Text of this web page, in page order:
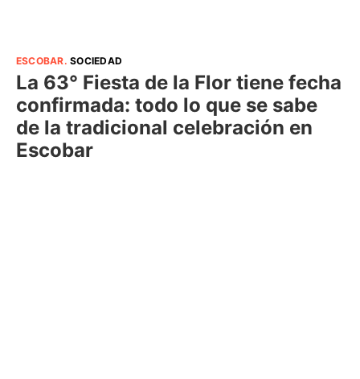
ESCOBAR.SOCIEDAD
La 63° Fiesta de la Flor tiene fecha
confirmada: todo lo que se sabe
de la tradicional celebración en
Escobar